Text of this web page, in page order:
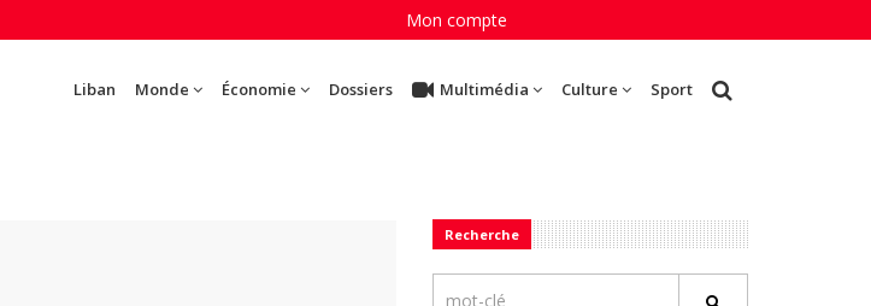
Mon compte
Liban Monde Économie Dossiers Multimédia Culture Sport
Recherche